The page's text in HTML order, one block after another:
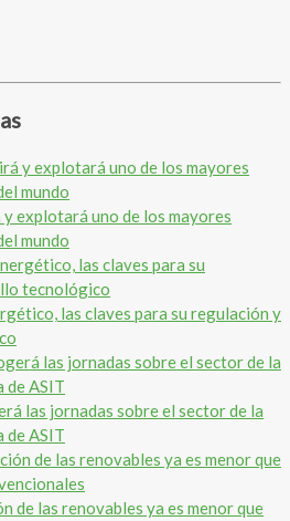
explotará uno de los mayores
mundo
las claves para su regulación y
las jornadas sobre el sector de la
de ASIT
de las renovables ya es menor que